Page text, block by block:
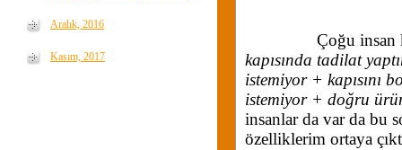
Aralık, 2016
Kasım, 2017
Çoğu insan
kapısında tadilat
istemiyor + kapısını
istemiyor + doğru
insanlar da var da bu
özelliklerim ortaya